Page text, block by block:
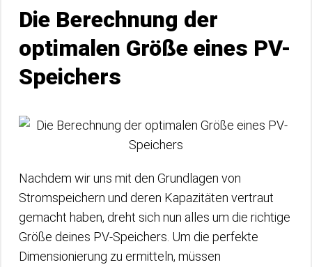
Die Berechnung der
optimalen Größe eines PV-
Speichers
Nachdem wir uns mit den Grundlagen von
Stromspeichern und deren Kapazitäten vertraut
gemacht haben, dreht sich nun alles um die richtige
Größe deines PV-Speichers. Um die perfekte
Dimensionierung zu ermitteln, müssen